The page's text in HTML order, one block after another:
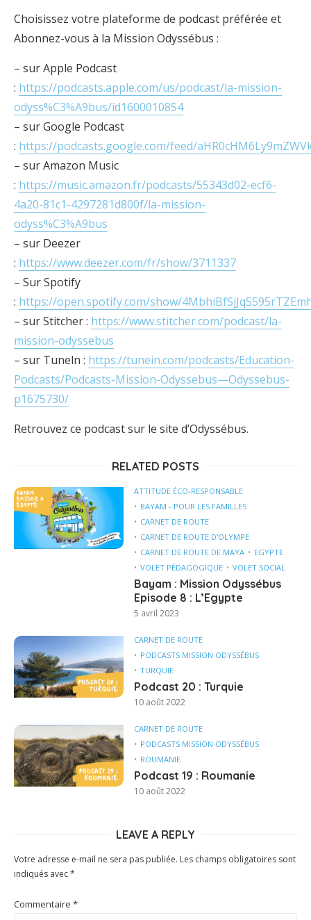
Choisissez votre plateforme de podcast préférée et
Abonnez-vous à la Mission Odyssébus :
– sur Apple Podcast
: https://podcasts.apple.com/us/podcast/la-mission-
odyss%C3%A9bus/id1600010854
– sur Google Podcast
: https://podcasts.google.com/feed/
– sur Amazon Music
: https://music.amazon.fr/podcasts/55343d02-ecf6-
4a20-81c1-4297281d800f/la-mission-
odyss%C3%A9bus
– sur Deezer
: https://www.deezer.com/fr/show/3711337
– Sur Spotify
: https://open.spotify.com/show/
– sur Stitcher : https://www.stitcher.com/podcast/la-
mission-odyssebus
– sur Tuneln : https://tunein.com/podcasts/Education-
Podcasts/Podcasts-Mission-Odyssebus—Odyssebus-
p1675730/
Retrouvez ce podcast sur le site d’Odyssébus.
RELATED POSTS
ATTITUDE ÉCO-RESPONSABLE
BAYAM - POUR LES FAMILLES
CARNET DE ROUTE
CARNET DE ROUTE D'OLYMPE
CARNET DE ROUTE DE MAYA
EGYPTE
VOLET PÉDAGOGIQUE
VOLET SOCIAL
Bayam : Mission Odyssébus
Episode 8 : L’Egypte
5 avril 2023
CARNET DE ROUTE
PODCASTS MISSION ODYSSÉBUS
TURQUIE
Podcast 20 : Turquie
10 août 2022
CARNET DE ROUTE
PODCASTS MISSION ODYSSÉBUS
ROUMANIE
Podcast 19 : Roumanie
10 août 2022
LEAVE A REPLY
Votre adresse e-mail ne sera pas publiée. Les champs obligatoires sont
indiqués avec*
Commentaire *